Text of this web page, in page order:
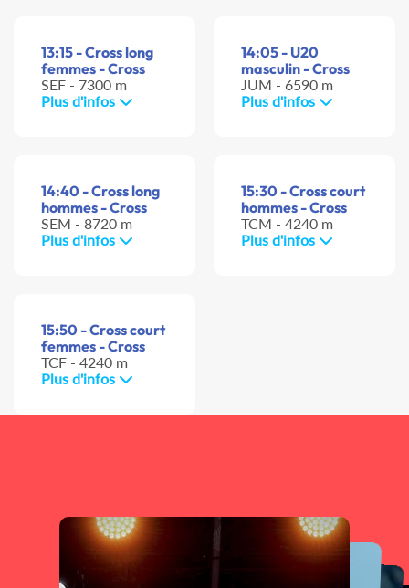
13:15 - Cross long
femmes - Cross
SEF - 7300 m
Plus d'infos
14:05 - U20
masculin - Cross
JUM - 6590 m
Plus d'infos
14:40 - Cross long
hommes - Cross
SEM - 8720 m
Plus d'infos
15:30 - Cross court
hommes - Cross
TCM - 4240 m
Plus d'infos
15:50 - Cross court
femmes - Cross
TCF - 4240 m
Plus d'infos